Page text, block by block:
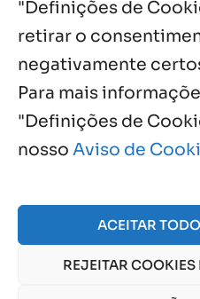
"Definições de
retirar o
negativamente
Para mais
"Definições de
nosso Aviso de
ACEITAR
REJEITAR
Agosto, 2026
da Esperança. CNPJ: